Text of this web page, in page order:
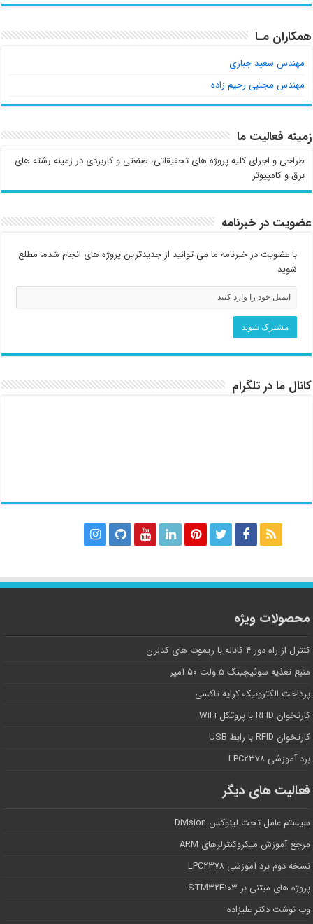
همکاران مـا
مهندس سعید جباری
مهندس مجتبی رحیم زاده
زمینه فعالیت ما
طراحی و اجرای کلیه پروژه های تحقیقاتی، صنعتی و کاربردی در زمینه رشته های
برق و کامپیوتر
عضویت در خبرنامه
با عضویت در خبرنامه ما می توانید از جدیدترین پروژه های انجام شده، مطلع
شوید
کانال ما در تلگرام
محصولات ویژه
کنترل از راه دور ۴ کاناله با ریموت های کدلرن
منبع تغذیه سوئیچینگ ۵ ولت ۵۰ آمپر
پرداخت الکترونیک کرایه تاکسی
کارتخوان RFID با پروتکل WiFi
کارتخوان RFID با رابط USB
برد آموزشی LPC۲۳۷۸
فعالیت های دیگر
سیستم عامل تحت لینوکس Division
مرجع آموزش میکروکنترلرهای ARM
نسخه دوم برد آموزشی LPC۲۳۷۸
پروژه های مبتنی بر STM۳۲F۱۰۳
وب نوشت دکتر علیزاده